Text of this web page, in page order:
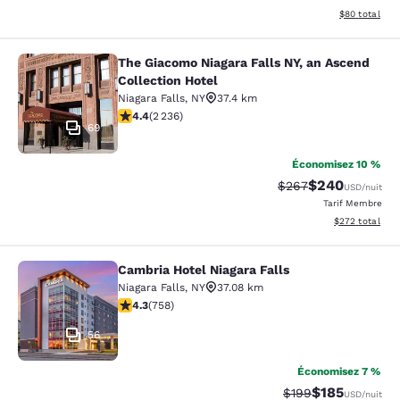
Afficher les
$80 total
The Giacomo Niagara Falls NY, an
69
The Giacomo Niagara Falls NY, an Ascend
Collection Hotel
Niagara Falls, NY
37.4 km
4.37 étoiles. Excellent. 2236 commentaires
4.4(2 236)
Économisez 10 %
Tarif barré :
$267Tarif réduit :
$240USD/nuit
Tarif Membre
Afficher les
$272 total
Cambria Hotel Niagara Falls
56
Cambria Hotel Niagara Falls
Niagara Falls, NY
37.08 km
4.26 étoiles. Excellent. 758 commentaires
4.3(758)
Économisez 7 %
Tarif barré :
$199Tarif réduit :
$185USD/nuit